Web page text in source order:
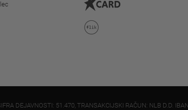
DEJAVNOSTI: 51.470, TRANSAKCIJSKI RAČUN: NLB D.D.